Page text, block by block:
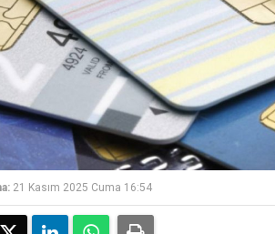
21 Kasım 2025 Cuma 16:54